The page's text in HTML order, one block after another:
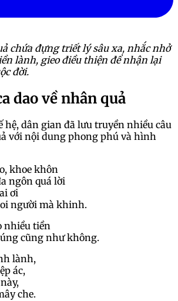
chứa đựng triết lý sâu xa, nhắc nhở
lành, gieo điều thiện để nhận lại
đời.
dao về nhân quả
hệ, dân gian đã lưu truyền nhiều câu
với nội dung phong phú và hình
khoe khôn
ngôn quá lời
ơi
người mà khinh.
nhiều tiền
cũng như không.
lành,
ác,
che.